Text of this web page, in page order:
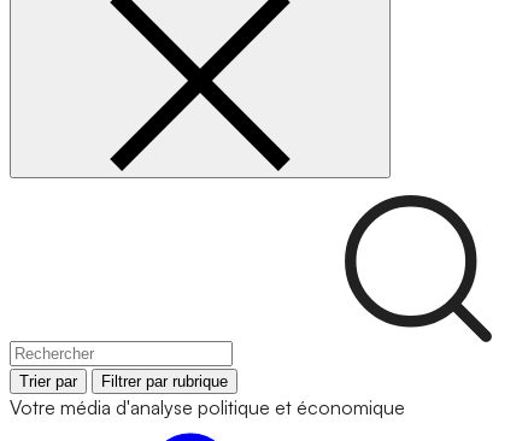
Trier par Filtrer par rubrique
Votre média d'analyse politique et économique